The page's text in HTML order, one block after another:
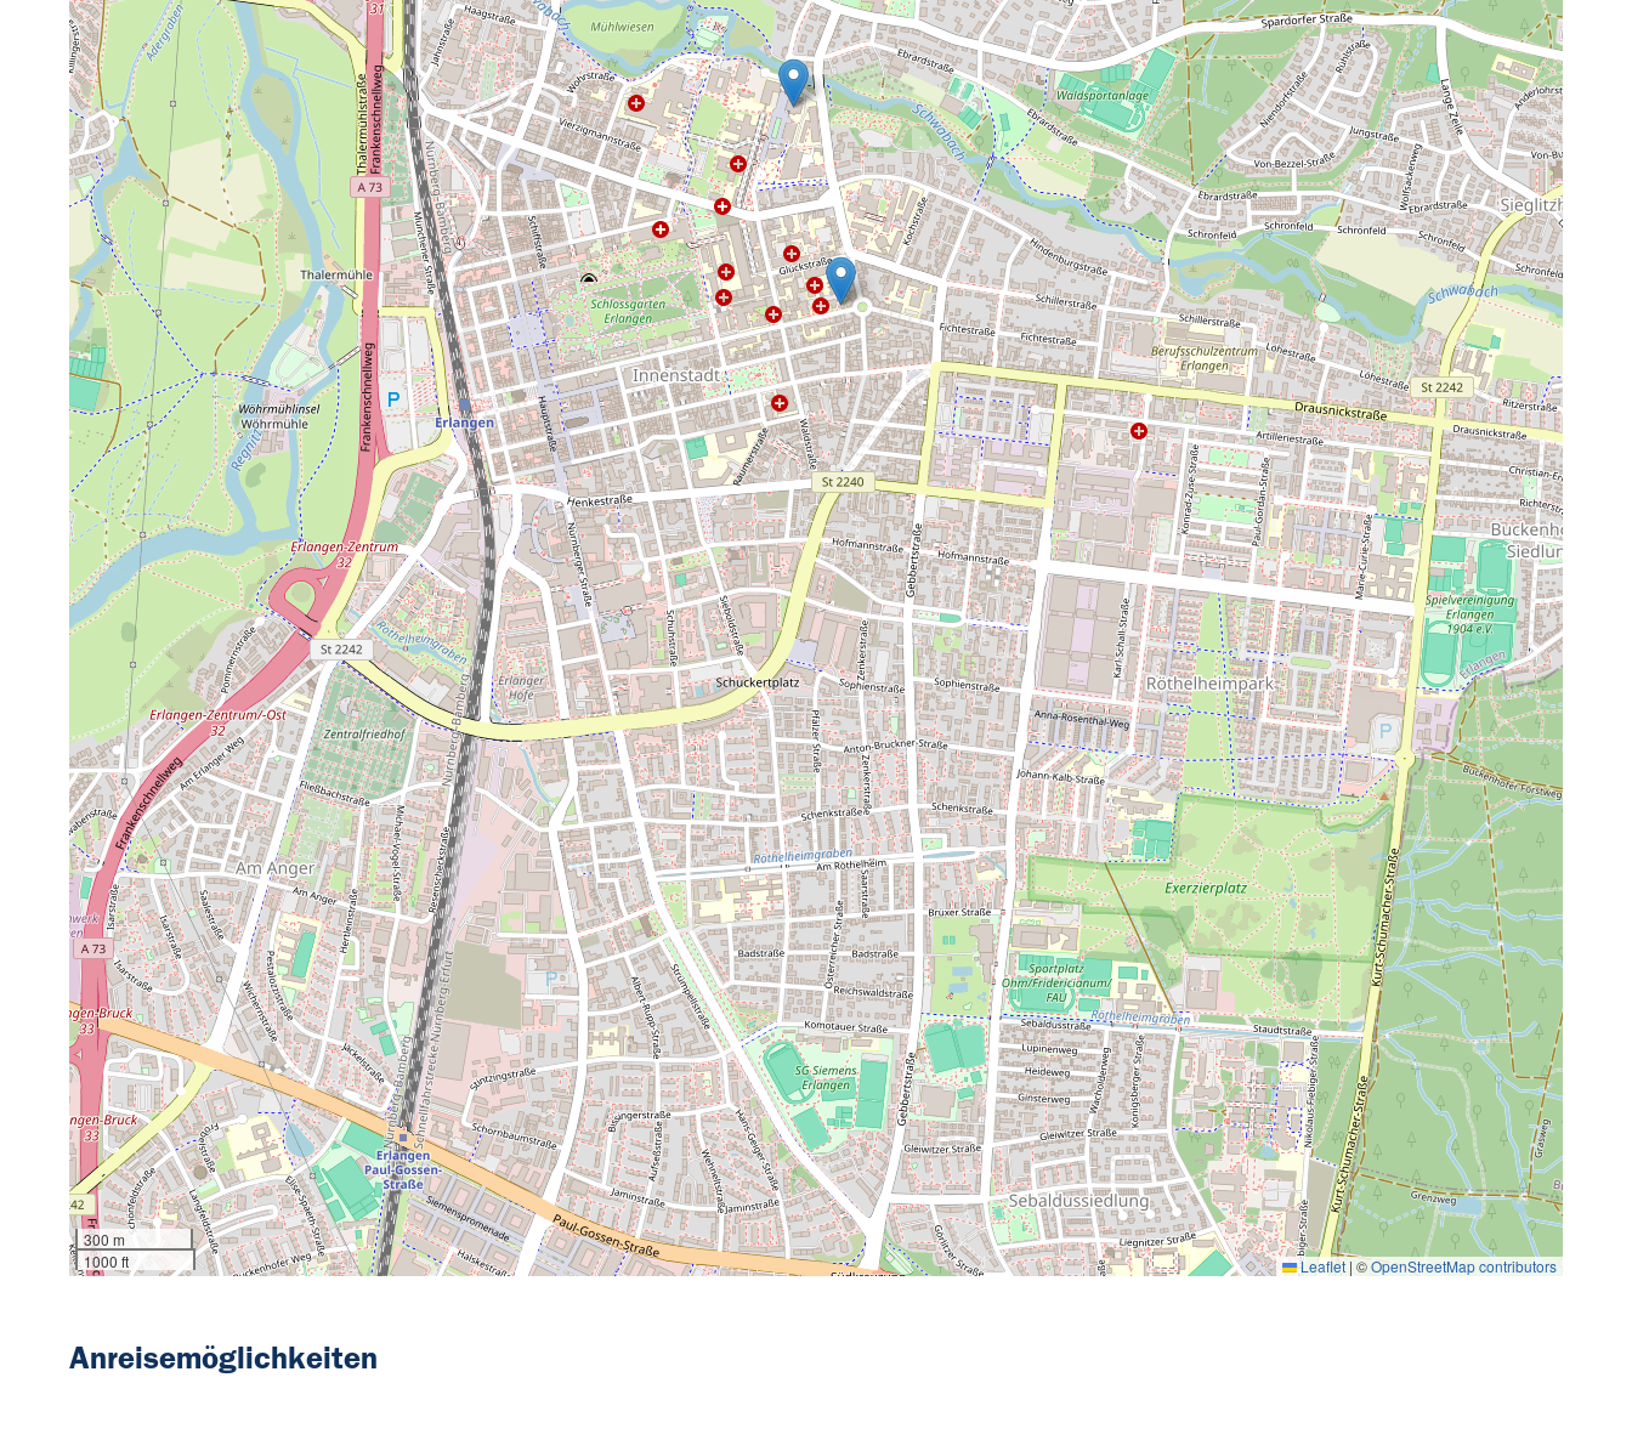
300 m
1000 ft
Leaflet | ©OpenStreetMap contributors
Anreisemöglichkeiten